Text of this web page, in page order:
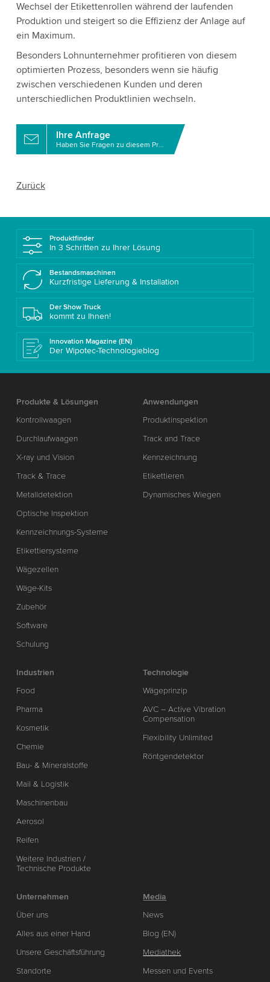
Wechsel der Etikettenrollen während der laufenden
Produktion und steigert so die Effizienz der Anlage auf
ein Maximum.
Besonders Lohnunternehmer profitieren von diesem
optimierten Prozess, besonders wenn sie häufig
zwischen verschiedenen Kunden und deren
unterschiedlichen Produktlinien wechseln.
Ihre Anfrage
Haben Sie Fragen zu diesem Produkt?
Zurück
Produktfinder
In 3 Schritten zu Ihrer Lösung
Bestandsmaschinen
Kurzfristige Lieferung & Installation
Der Show Truck
kommt zu Ihnen!
Innovation Magazine (EN)
Der Wipotec-Technologieblog
Produkte & Lösungen
Kontrollwaagen
Durchlaufwaagen
X-ray und Vision
Track & Trace
Metalldetektion
Optische Inspektion
Kennzeichnungs-Systeme
Etikettiersysteme
Wägezellen
Wäge-Kits
Zubehör
Software
Schulung
Anwendungen
Produktinspektion
Track and Trace
Kennzeichnung
Etikettieren
Dynamisches Wiegen
Industrien
Food
Pharma
Kosmetik
Chemie
Bau- & Mineralstoffe
Mail & Logistik
Maschinenbau
Aerosol
Reifen
Weitere Industrien /
Technische Produkte
Technologie
Wägeprinzip
AVC – Active Vibration
Compensation
Flexibility Unlimited
Röntgendetektor
Unternehmen
Über uns
Alles aus einer Hand
Unsere Geschäftsführung
Standorte
Media
News
Blog (EN)
Mediathek
Messen und Events